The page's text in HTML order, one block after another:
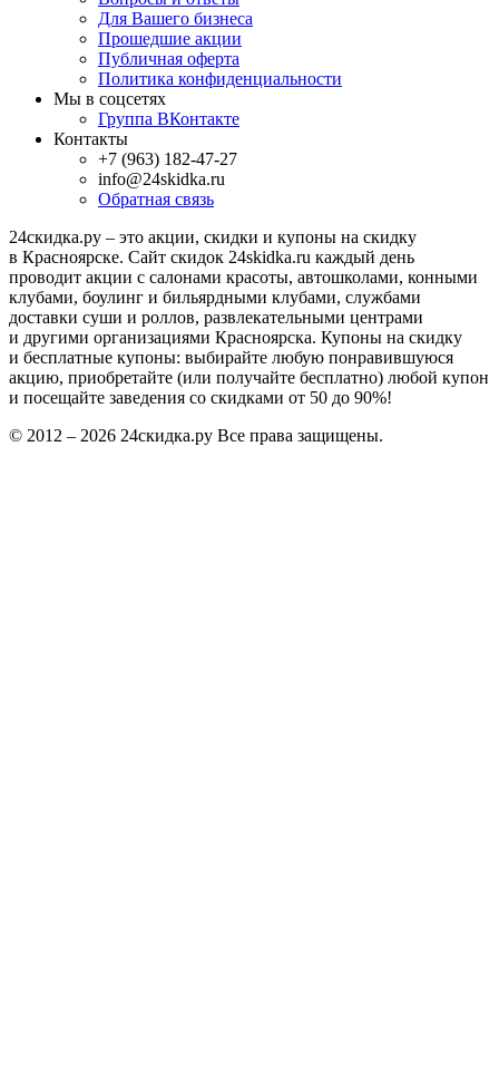
Для Вашего бизнеса
Прошедшие акции
Публичная оферта
Политика конфиденциальности
Мы в соцсетях
Группа ВКонтакте
Контакты
+7 (963) 182-47-27
info@24skidka.ru
Обратная связь
24скидка.ру – это акции, скидки и купоны на скидку
в Красноярске. Сайт скидок 24skidka.ru каждый день
проводит акции с салонами красоты, автошколами, конными
клубами, боулинг и бильярдными клубами, службами
доставки суши и роллов, развлекательными центрами
и другими организациями Красноярска. Купоны на скидку
и бесплатные купоны: выбирайте любую понравившуюся
акцию, приобретайте (или получайте бесплатно) любой купон
и посещайте заведения со скидками от 50 до 90%!
© 2012 – 2026 24скидка.ру Все права защищены.